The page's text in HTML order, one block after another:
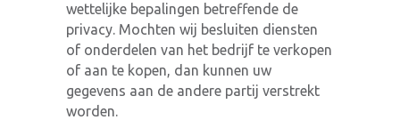
wettelijke bepalingen betreffende de
privacy. Mochten wij besluiten diensten
of onderdelen van het bedrijf te verkopen
of aan te kopen, dan kunnen uw
gegevens aan de andere partij verstrekt
worden.